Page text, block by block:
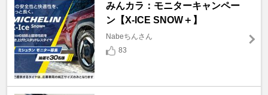
みんカラ：モニターキャンペー
ン【X-ICE SNOW＋】
Nabeちんさん
83